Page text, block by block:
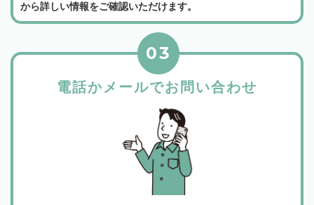
から詳しい情報をご確認いただけます。
電話かメールでお問い合わせ
03